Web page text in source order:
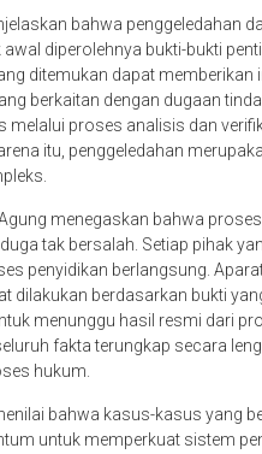
bahwa penggeledahan
diperolehnya bukti-bukti
ditemukan dapat
berkaitan dengan dugaan
melalui proses analisis dan
itu, penggeledahan
menegaskan bahwa
tak bersalah. Setiap pihak
penyidikan berlangsung.
dilakukan berdasarkan bukti
menunggu hasil resmi dari
fakta terungkap secara
hukum.
bahwa kasus-kasus yang
untuk memperkuat sistem